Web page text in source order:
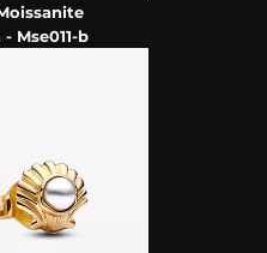
Mse011-b